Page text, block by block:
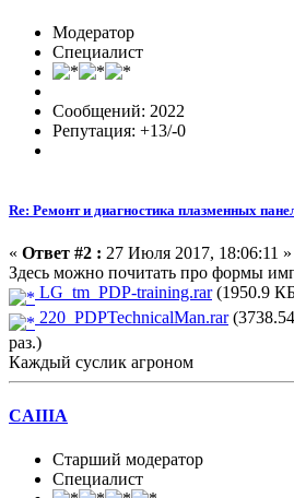
Модератор
Специалист
Сообщений: 2022
Репутация: +13/-0
Re: Ремонт и диагностика плазменных
« Ответ #2 : 27 Июля 2017, 18:06:11 »
Здесь можно почитать про формы
LG_tm_PDP-training.rar(1950.9 КБ
220_PDPTechnicalMan.rar
раз.)
Каждый суслик агроном
CAIIIA
Старший модератор
Специалист